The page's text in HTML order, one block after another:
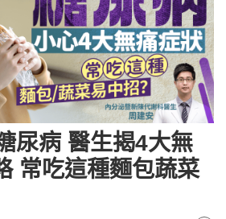
尿病 醫生揭4大無
常吃這種麵包蔬菜